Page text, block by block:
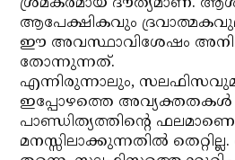
ആപേക്ഷികവും
ഈ അവസ്ഥാവിശേഷം
തോന്നുന്നത്.
എന്നിരുന്നാലും,
ഇപ്പോഴത്തെ അവ്യക്തതകള്‍
പാണ്ഡിത്യത്തിന്റെ
മനസ്സിലാക്കുന്നതില്‍